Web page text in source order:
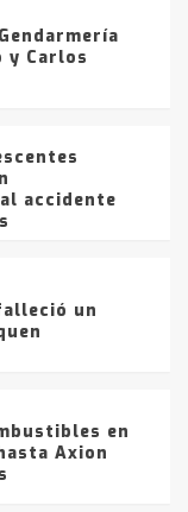
y Carlos
accidente
un
en
Axion